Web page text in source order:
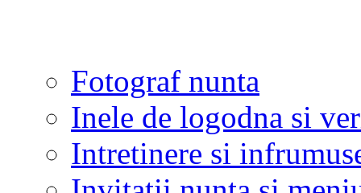
Fotograf nunta
Inele de logodna si
Intretinere si